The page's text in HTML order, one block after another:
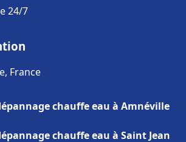
24/7
France
chauffe eau à Amnéville
chauffe eau à Saint Jean